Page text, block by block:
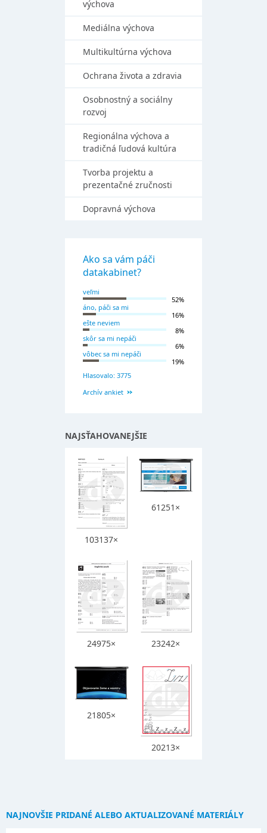
výchova
Mediálna výchova
Multikultúrna výchova
Ochrana života a zdravia
Osobnostný a sociálny
rozvoj
Regionálna výchova a
tradičná ľudová kultúra
Tvorba projektu a
prezentačné zručnosti
Dopravná výchova
Ako sa vám páči
datakabinet?
veľmi
52%
áno, páči sa mi
16%
ešte neviem
8%
skôr sa mi nepáči
6%
vôbec sa mi nepáči
19%
Hlasovalo: 3775
Archív ankiet
NAJSŤAHOVANEJŠIE
103137×
61251×
24975× 23242×
21805×
20213×
NAJNOVŠIE PRIDANÉ ALEBO AKTUALIZOVANÉ MATERIÁLY